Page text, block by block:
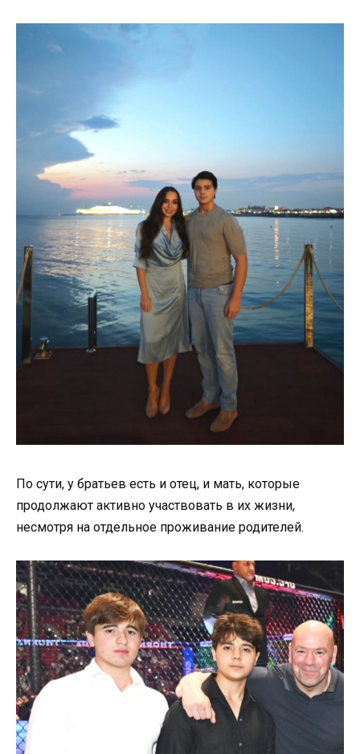
По сути, у братьев есть и отец, и мать, которые
продолжают активно участвовать в их жизни,
несмотря на отдельное проживание родителей.